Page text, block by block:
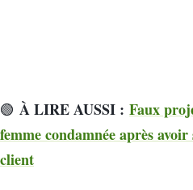
🟢 À LIRE AUSSI : Faux
femme condamnée après
client